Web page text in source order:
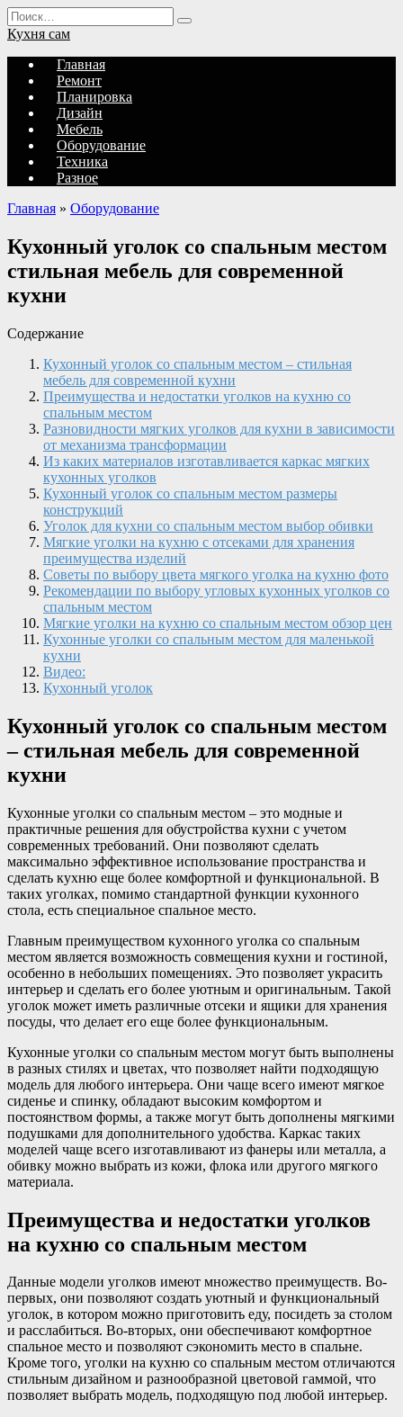
Перейти
к
содержанию
Search
for:
Кухня сам
Главная
Ремонт
Планировка
Дизайн
Мебель
Оборудование
Техника
Разное
Главная » Оборудование
Кухонный уголок со спальным местом
стильная мебель для современной
кухни
Содержание
Кухонный уголок со спальным местом – стильная
мебель для современной кухни
Преимущества и недостатки уголков на кухню со
спальным местом
Разновидности мягких уголков для кухни в зависимости
от механизма трансформации
Из каких материалов изготавливается каркас мягких
кухонных уголков
Кухонный уголок со спальным местом размеры
конструкций
Уголок для кухни со спальным местом выбор обивки
Мягкие уголки на кухню с отсеками для хранения
преимущества изделий
Советы по выбору цвета мягкого уголка на кухню фото
Рекомендации по выбору угловых кухонных уголков со
спальным местом
Мягкие уголки на кухню со спальным местом обзор цен
Кухонные уголки со спальным местом для маленькой
кухни
Видео:
Кухонный уголок
Кухонный уголок со спальным местом
– стильная мебель для современной
кухни
Кухонные уголки со спальным местом – это модные и
практичные решения для обустройства кухни с учетом
современных требований. Они позволяют сделать
максимально эффективное использование пространства и
сделать кухню еще более комфортной и функциональной. В
таких уголках, помимо стандартной функции кухонного
стола, есть специальное спальное место.
Главным преимуществом кухонного уголка со спальным
местом является возможность совмещения кухни и гостиной,
особенно в небольших помещениях. Это позволяет украсить
интерьер и сделать его более уютным и оригинальным. Такой
уголок может иметь различные отсеки и ящики для хранения
посуды, что делает его еще более функциональным.
Кухонные уголки со спальным местом могут быть выполнены
в разных стилях и цветах, что позволяет найти подходящую
модель для любого интерьера. Они чаще всего имеют мягкое
сиденье и спинку, обладают высоким комфортом и
постоянством формы, а также могут быть дополнены мягкими
подушками для дополнительного удобства. Каркас таких
моделей чаще всего изготавливают из фанеры или металла, а
обивку можно выбрать из кожи, флока или другого мягкого
материала.
Преимущества и недостатки уголков
на кухню со спальным местом
Данные модели уголков имеют множество преимуществ. Во-
первых, они позволяют создать уютный и функциональный
уголок, в котором можно приготовить еду, посидеть за столом
и расслабиться. Во-вторых, они обеспечивают комфортное
спальное место и позволяют сэкономить место в спальне.
Кроме того, уголки на кухню со спальным местом отличаются
стильным дизайном и разнообразной цветовой гаммой, что
позволяет выбрать модель, подходящую под любой интерьер.